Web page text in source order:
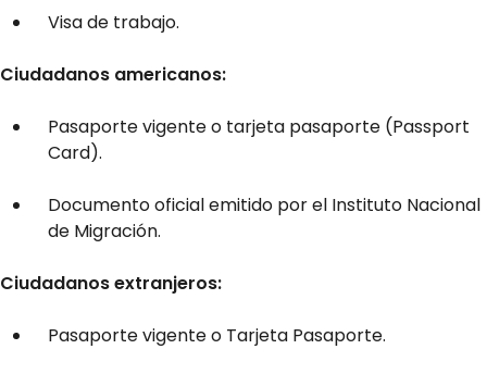
Visa de trabajo.
Ciudadanos americanos:
Pasaporte vigente o tarjeta pasaporte (Passport
Card).
Documento oficial emitido por el Instituto Nacional
de Migración.
Ciudadanos extranjeros:
Pasaporte vigente o Tarjeta Pasaporte.